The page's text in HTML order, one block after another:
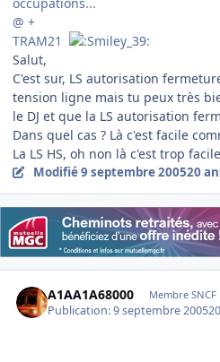
@ +
TRAM21
Salut,
C'est sur, LS autorisation
tension ligne mais tu peux très
le DJ et que la LS autorisation
Dans quel cas ? Là c'est facile
La LS HS, oh non là c'est trop
Modifié9 septembre 200520
A1AA1A68000 Membre SNCF
Publication:9 septembre 2005